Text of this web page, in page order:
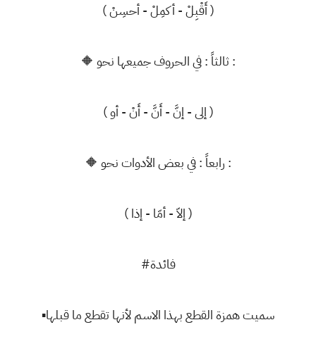
( أَقْبِلْ - أكمِلْ - أحسِنْ )
🔶 ثالثاً : في الحروف جميعها نحو :
( إلى - إنَّ - أَنَّ - أَنْ - أو )
🔶 رابعاً : في بعض الأدوات نحو :
( إلاّ - أمّا - إذا )
#فائدة
▪سميت همزة القطع بهذا الاسم لأنها تقطع ما قبلها